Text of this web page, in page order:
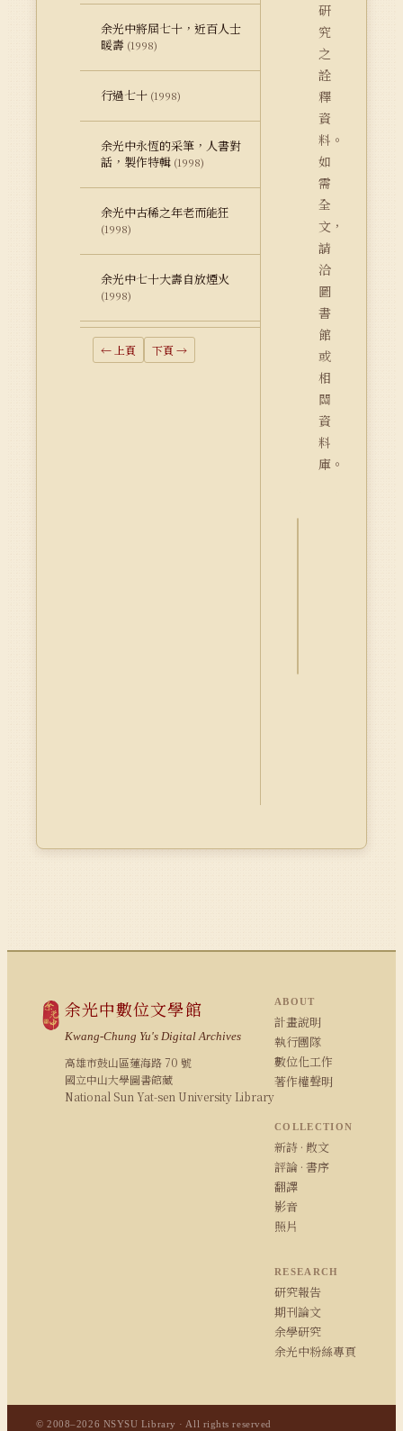
余光中將屆七十，近百人士
暖壽 (1998)
行過七十 (1998)
余光中永恆的采筆，人書對
話，製作特輯 (1998)
余光中古稀之年老而能狂
(1998)
余光中七十大壽自放煙火
(1998)
← 上頁 下頁 →
研
究
之
詮
釋
資
料。
如
需
全
文，
請
洽
圖
書
館
或
相
關
資
料
庫。
余光中數位文學館
Kwang-Chung Yu's Digital Archives
高雄市鼓山區蓮海路 70 號
國立中山大學圖書館藏
National Sun Yat-sen University Library
ABOUT
計畫說明
執行團隊
數位化工作
著作權聲明
COLLECTION
新詩 · 散文
評論 · 書序
翻譯
影音
照片
RESEARCH
研究報告
期刊論文
余學研究
余光中粉絲專頁
© 2008–2026 NSYSU Library · All rights reserved